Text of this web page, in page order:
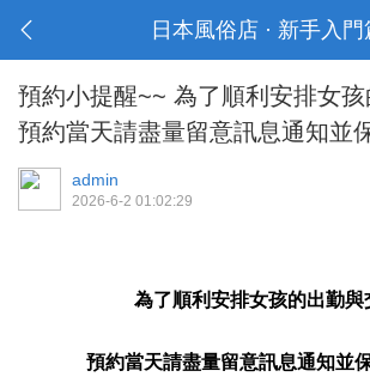
日本風俗店 · 新手入門
預約小提醒~~ 為了順利安排女
預約當天請盡量留意訊息通知並
admin
2026-6-2 01:02:29
為了順利安排女孩的出勤與
預約當天請盡量留意訊息通知並